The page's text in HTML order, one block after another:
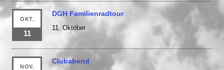
OKT.
11
DGH Familienradtour
11. Oktober
NOV.
Clubabend